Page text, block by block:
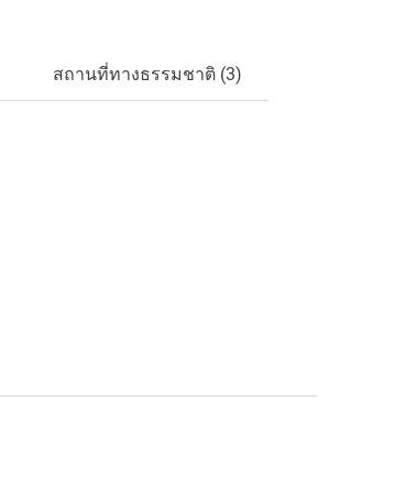
สถานที่ทางธรรมชาติ (3)